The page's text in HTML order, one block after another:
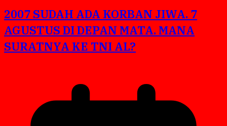
2007 SUDAH ADA KORBAN JIWA. 7
AGUSTUS DI DEPAN MATA. MANA
SURATNYA KE TNI AL?